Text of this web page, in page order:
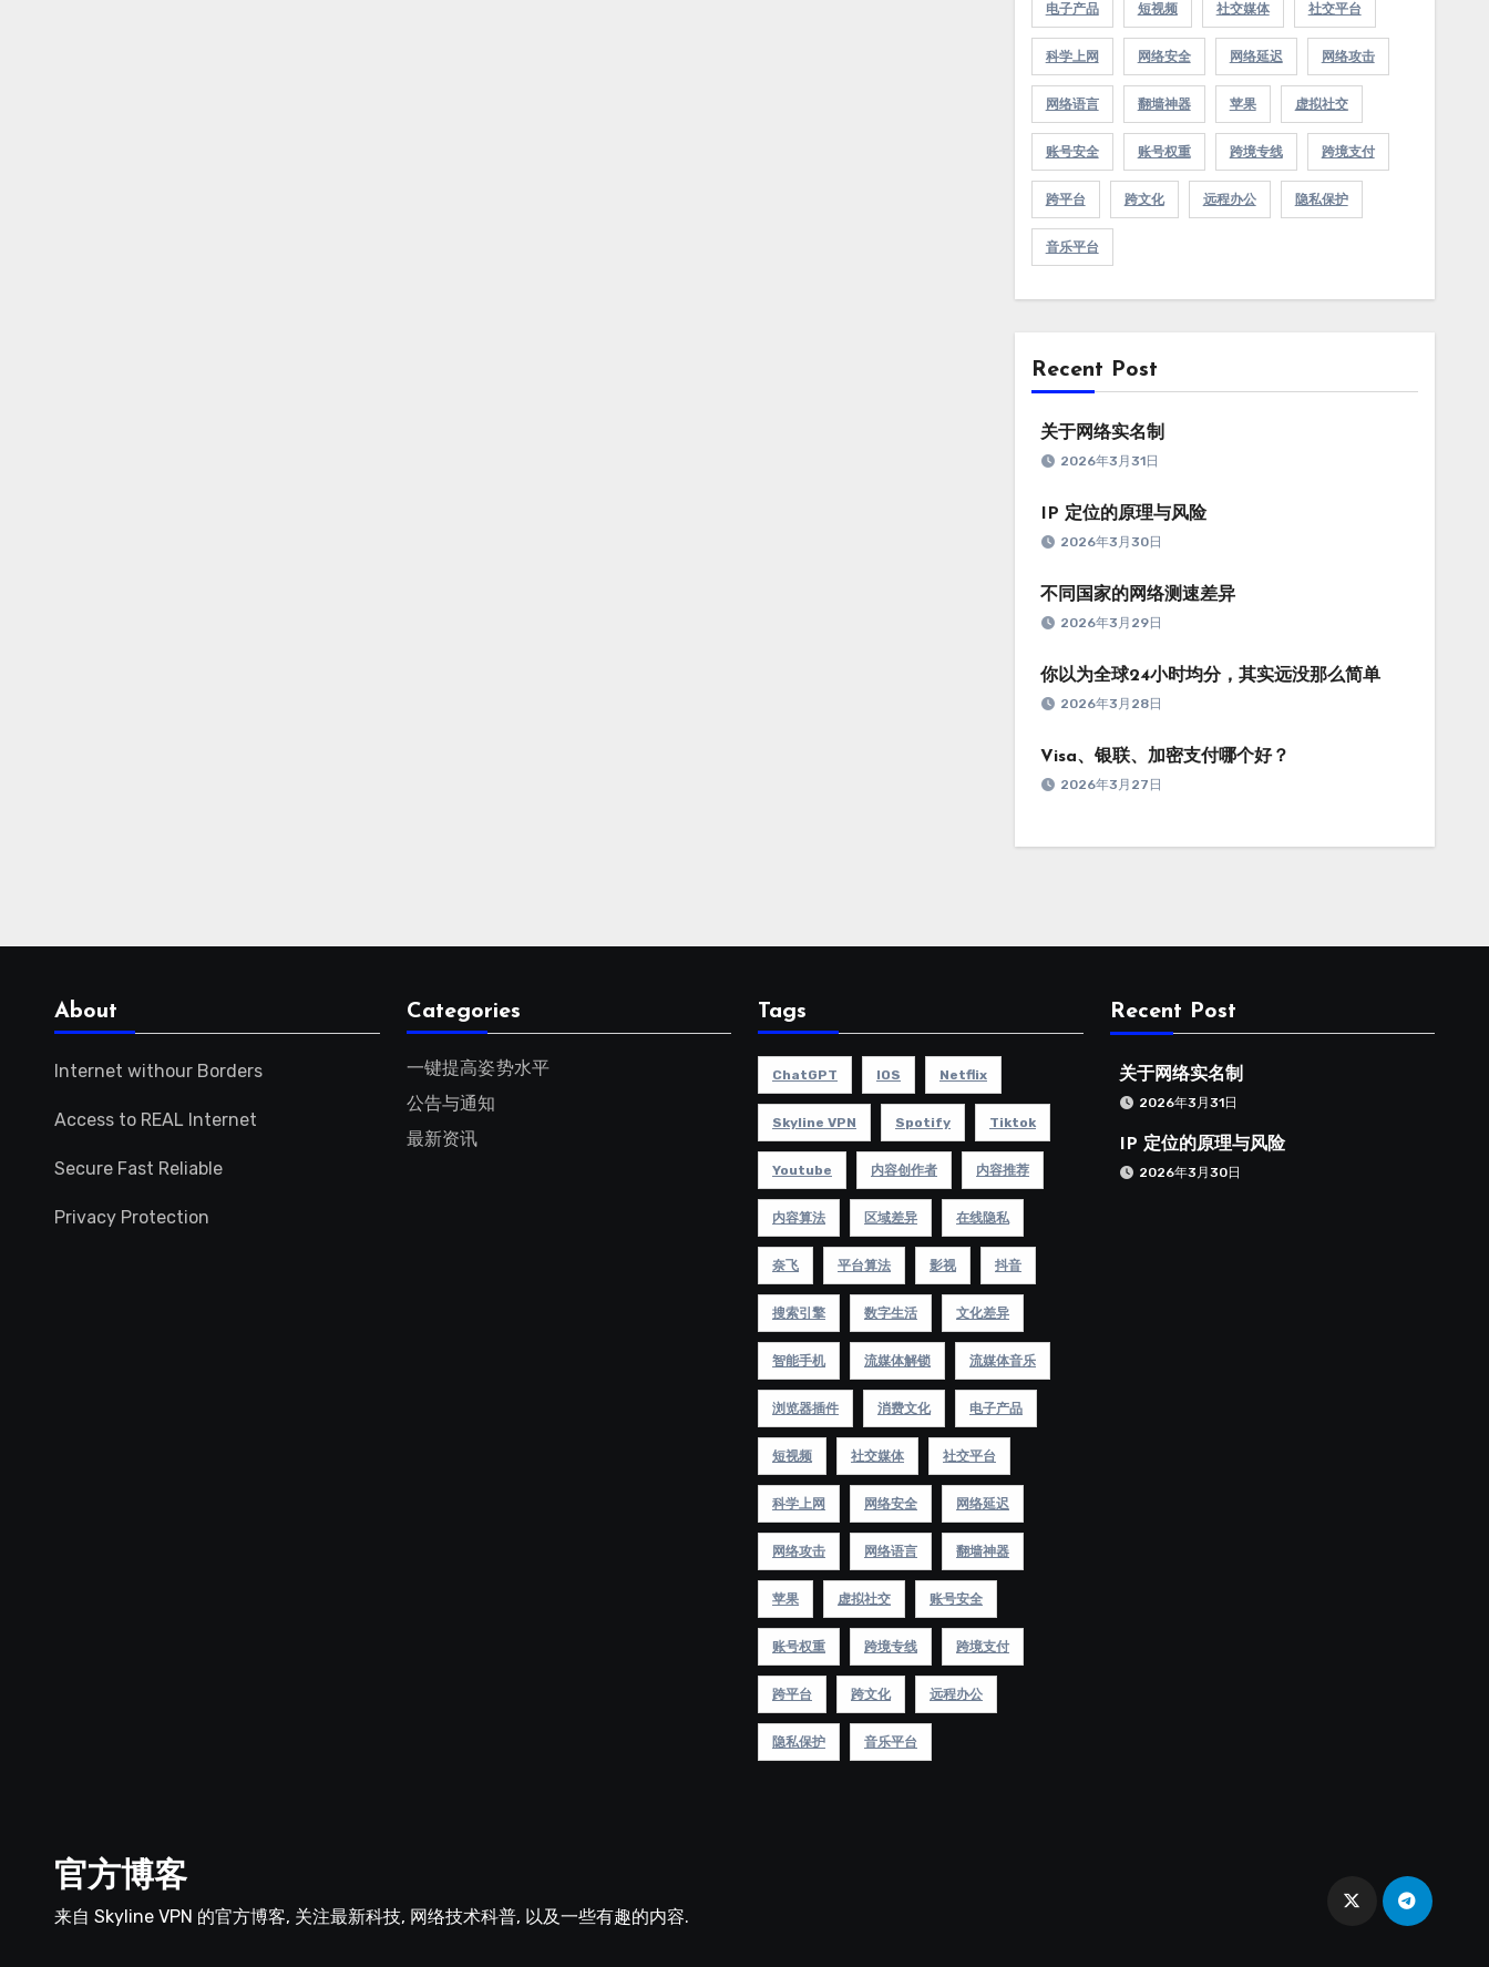
电子产品 短视频 社交媒体 社交平台
科学上网 网络安全 网络延迟 网络攻击
网络语言 翻墙神器 苹果 虚拟社交
账号安全 账号权重 跨境专线 跨境支付
跨平台 跨文化 远程办公 隐私保护
音乐平台
Recent Post
关于网络实名制
2026年3月31日
IP 定位的原理与风险
2026年3月30日
不同国家的网络测速差异
2026年3月29日
你以为全球24小时均分，其实远没那么简单
2026年3月28日
Visa、银联、加密支付哪个好？
2026年3月27日
About
Internet withour Borders
Access to REAL Internet
Secure Fast Reliable
Privacy Protection
Categories
一键提高姿势水平
公告与通知
最新资讯
Tags
ChatGPT IOS Netflix
Skyline VPN Spotify Tiktok
Youtube 内容创作者 内容推荐
内容算法 区域差异 在线隐私
奈飞 平台算法 影视 抖音
搜索引擎 数字生活 文化差异
智能手机 流媒体解锁 流媒体音乐
浏览器插件 消费文化 电子产品
短视频 社交媒体 社交平台
科学上网 网络安全 网络延迟
网络攻击 网络语言 翻墙神器
苹果 虚拟社交 账号安全
账号权重 跨境专线 跨境支付
跨平台 跨文化 远程办公
隐私保护 音乐平台
Recent Post
关于网络实名制
2026年3月31日
IP 定位的原理与风险
2026年3月30日
官方博客
来自 Skyline VPN 的官方博客, 关注最新科技, 网络技术科普, 以及一些有趣的内容.